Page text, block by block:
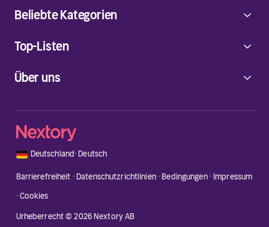
Über uns
Beliebte Kategorien
Top-Listen
🇩🇪 Deutschland·Deutsch
Barrierefreiheit ·Datenschutzrichtlinien·Bedingungen· Impressum
·Cookies
Urheberrecht © 2026 Nextory AB